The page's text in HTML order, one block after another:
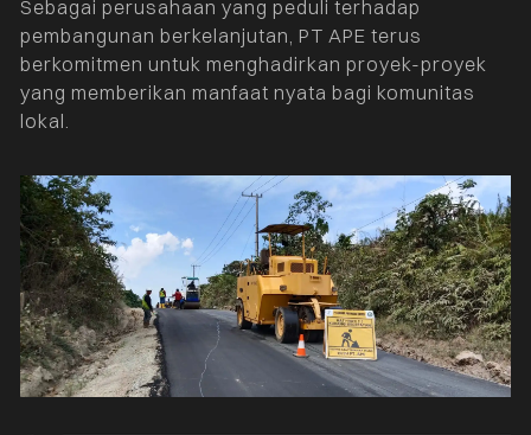
Sebagai perusahaan yang peduli terhadap
pembangunan berkelanjutan, PT APE terus
berkomitmen untuk menghadirkan proyek-proyek
yang memberikan manfaat nyata bagi komunitas
lokal.